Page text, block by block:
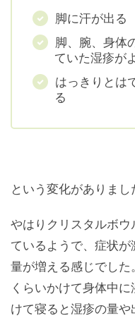
脚に汗が出る
脚、腕、身体
ていた湿疹が
はっきりとは
る
という変化がありまし
やはりクリスタルボ
ているようで、症状
量が増える感じでし
くらいかけて身体中
けて寝ると湿疹の量